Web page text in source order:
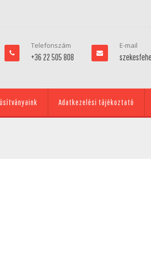
Telefonszám
+36 22 505 808
E-mail
Adatkezelési tájékoztató